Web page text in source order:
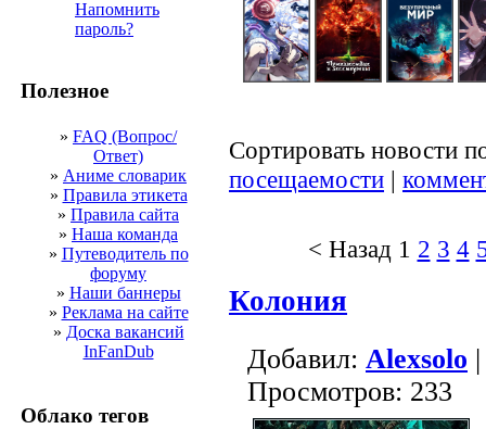
Напомнить
пароль?
Полезное
» FAQ (Вопрос/
Ответ)
» Аниме словарик
» Правила этикета
» Правила сайта
» Наша команда
» Путеводитель по
форуму
» Наши баннеры
» Реклама на сайте
» Доска вакансий
InFanDub
Облако тегов
Сортировать новости
посещаемости |
< Назад 1 2 3 4
Колония
Добавил: Alexsolo
Просмотров: 233